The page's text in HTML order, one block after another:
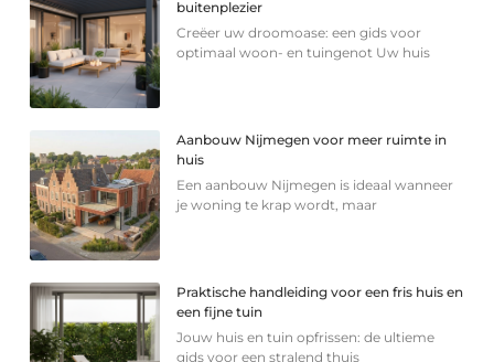
buitenplezier
Creëer uw droomoase: een gids voor
optimaal woon- en tuingenot Uw huis
Aanbouw Nijmegen voor meer ruimte in
huis
Een aanbouw Nijmegen is ideaal wanneer
je woning te krap wordt, maar
Praktische handleiding voor een fris huis en
een fijne tuin
Jouw huis en tuin opfrissen: de ultieme
gids voor een stralend thuis